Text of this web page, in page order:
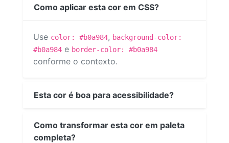
Como aplicar esta cor em CSS?
Use color: #b0a984, background-color:
#b0a984 e border-color: #b0a984
conforme o contexto.
Esta cor é boa para acessibilidade?
Como transformar esta cor em paleta
completa?